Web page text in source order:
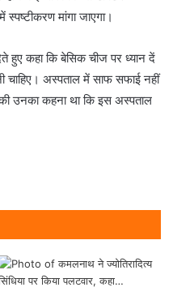
मांगा जाएगा।
हुए कहा कि बेसिक चीज पर ध्यान दें
चाहिए। अस्पताल में साफ सफाई नहीं
की उनका कहना था कि इस अस्पताल